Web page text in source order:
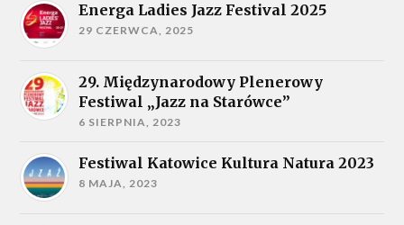
Energa Ladies Jazz Festival 2025
29 CZERWCA, 2025
29. Międzynarodowy Plenerowy
Festiwal „Jazz na Starówce”
6 SIERPNIA, 2023
Festiwal Katowice Kultura Natura 2023
8 MAJA, 2023